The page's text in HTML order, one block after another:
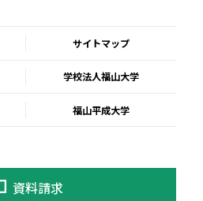
サイトマップ
学校法人福山大学
福山平成大学
資料請求